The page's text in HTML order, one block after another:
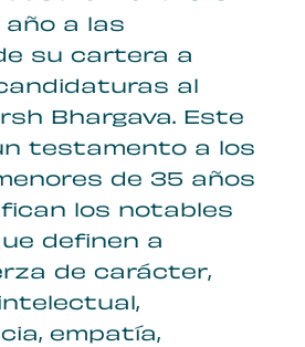
a las
su cartera a
al
Bhargava. Este
testamento a los
de 35 años
los notables
definen a
de carácter,
empatía,